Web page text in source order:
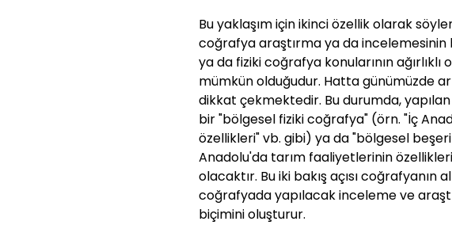
Bu yaklaşım için ikinci özellik olarak
coğrafya araştırma ya da
ya da fiziki coğrafya konularının ağırlıklı
mümkün olduğudur. Hatta günümüzde
dikkat çekmektedir. Bu durumda,
bir "bölgesel fiziki coğrafya" (örn. "İç
özellikleri" vb. gibi) ya da "bölgesel
Anadolu'da tarım faaliyetlerinin
olacaktır. Bu iki bakış açısı coğrafyanın
coğrafyada yapılacak inceleme ve
biçimini oluşturur.